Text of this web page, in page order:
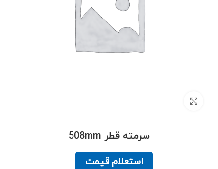
سرمته قطر 508mm
استعلام قیمت